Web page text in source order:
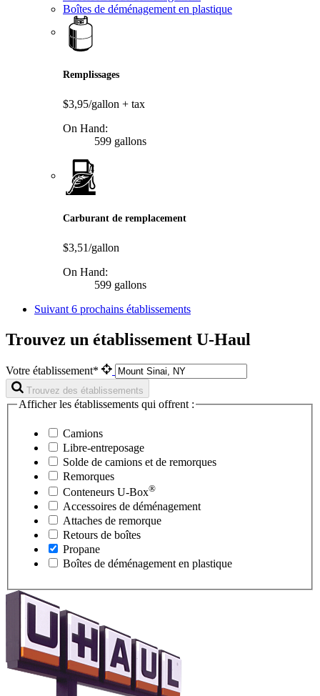
Boîtes de déménagement en plastique
Remplissages
$3,95/gallon + tax
On Hand:
599 gallons
Carburant de remplacement
$3,51/gallon
On Hand:
599 gallons
Suivant 6 prochains établissements
Trouvez un établissement U-Haul
Votre établissement*
Trouvez des établissements
Afficher les établissements qui offrent :
Camions
Libre-entreposage
Solde de camions et de remorques
Remorques
Conteneurs U-Box®
Accessoires de déménagement
Attaches de remorque
Retours de boîtes
Propane
Boîtes de déménagement en plastique